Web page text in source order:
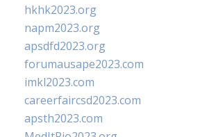
hkhk2023.org
napm2023.org
apsdfd2023.org
forumausape2023.com
imkl2023.com
careerfaircsd2023.com
apsth2023.com